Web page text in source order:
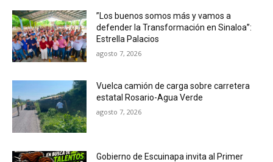
”Los buenos somos más y vamos a
defender la Transformación en Sinaloa”:
Estrella Palacios
agosto 7, 2026
Vuelca camión de carga sobre carretera
estatal Rosario-Agua Verde
agosto 7, 2026
Gobierno de Escuinapa invita al Primer